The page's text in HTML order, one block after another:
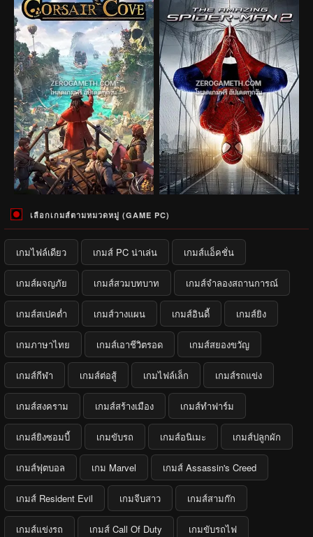
เลือกเกมส์ตามหมวดหมู่ (GAME PC)
เกมไฟล์เดียว เกมส์ PC น่าเล่น เกมส์แอ็คชั่น
เกมส์ผจญภัย เกมส์สวมบทบาท เกมส์จำลองสถานการณ์
เกมส์สเปคต่ำ เกมส์วางแผน เกมส์อินดี้ เกมส์ยิง
เกมภาษาไทย เกมส์เอาชีวิตรอด เกมส์สยองขวัญ
เกมส์กีฬา เกมส์ต่อสู้ เกมไฟล์เล็ก เกมส์รถแข่ง
เกมส์สงคราม เกมส์สร้างเมือง เกมส์ทำฟาร์ม
เกมส์ยิงซอมบี้ เกมขับรถ เกมส์อนิเมะ เกมส์ปลูกผัก
เกมส์ฟุตบอล เกม Marvel เกมส์ Assassin's Creed
เกมส์ Resident Evil เกมจีบสาว เกมส์สามก๊ก
เกมส์แข่งรถ เกมส์ Call Of Duty เกมขับรถไฟ